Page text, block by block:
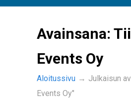
Avainsana:
Events Oy
Aloitussivu → Julkaisun
Events Oy"